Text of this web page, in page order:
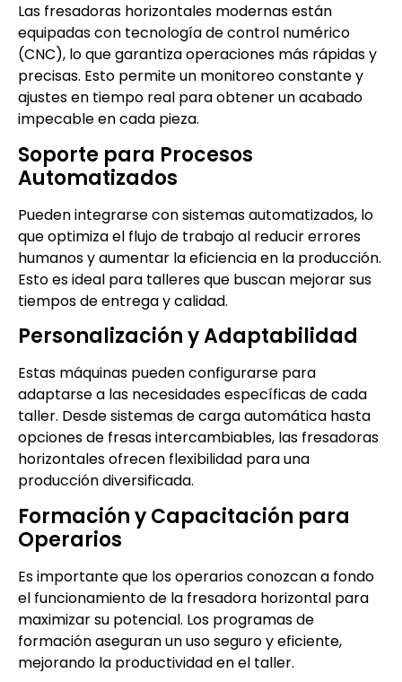
Las fresadoras horizontales modernas están
equipadas con tecnología de control numérico
(CNC), lo que garantiza operaciones más rápidas y
precisas. Esto permite un monitoreo constante y
ajustes en tiempo real para obtener un acabado
impecable en cada pieza.
Soporte para Procesos
Automatizados
Pueden integrarse con sistemas automatizados, lo
que optimiza el flujo de trabajo al reducir errores
humanos y aumentar la eficiencia en la producción.
Esto es ideal para talleres que buscan mejorar sus
tiempos de entrega y calidad.
Personalización y Adaptabilidad
Estas máquinas pueden configurarse para
adaptarse a las necesidades específicas de cada
taller. Desde sistemas de carga automática hasta
opciones de fresas intercambiables, las fresadoras
horizontales ofrecen flexibilidad para una
producción diversificada.
Formación y Capacitación para
Operarios
Es importante que los operarios conozcan a fondo
el funcionamiento de la fresadora horizontal para
maximizar su potencial. Los programas de
formación aseguran un uso seguro y eficiente,
mejorando la productividad en el taller.